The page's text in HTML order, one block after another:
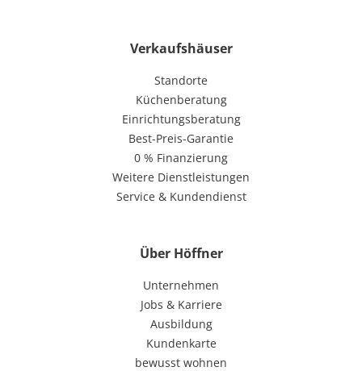
Verkaufshäuser
Standorte
Küchenberatung
Einrichtungsberatung
Best-Preis-Garantie
0 % Finanzierung
Weitere Dienstleistungen
Service & Kundendienst
Über Höffner
Unternehmen
Jobs & Karriere
Ausbildung
Kundenkarte
bewusst wohnen